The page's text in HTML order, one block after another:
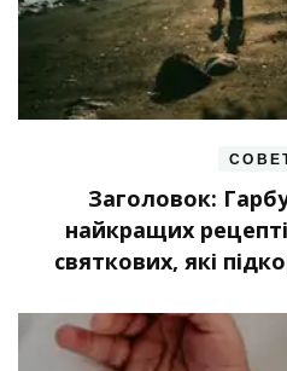
Заголовок:
найкращих
святкових, які